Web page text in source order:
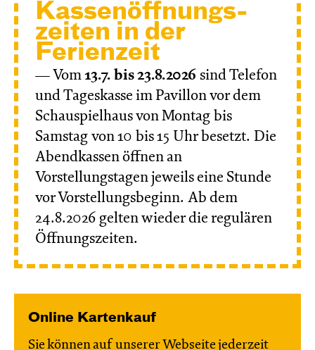
Kassen­öffnungs­
zeiten in der
Ferien­zeit
— Vom13.7. bis 23.8.2026 sind Telefon
und Tageskasse im Pavillon vor dem
Schauspielhaus von Montag bis
Samstag von 10 bis 15 Uhr besetzt. Die
Abendkassen öffnen an
Vorstellungstagen jeweils eine Stunde
vor Vorstellungsbeginn. Ab dem
24.8.2026 gelten wieder die regulären
Öffnungszeiten.
Online Kartenkauf
Sie können auf unserer Webseite jederzeit